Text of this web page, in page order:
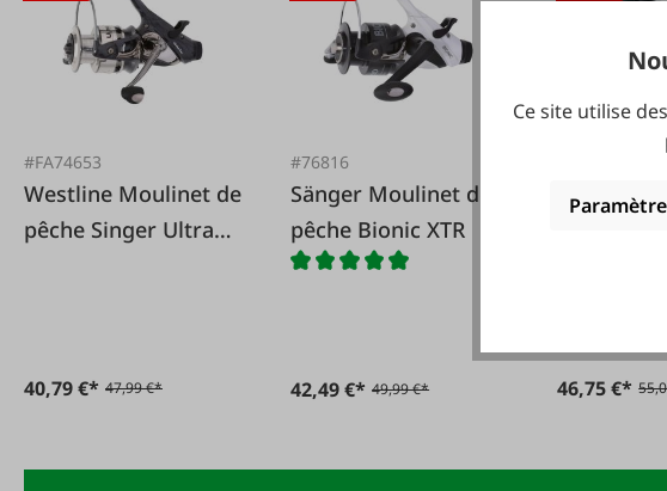
#FA74653
Westline Moulinet de
pêche Singer Ultra
40,79 €* 47,99 €*
#76816
Sänger Moulinet de
pêche Bionic XTR
42,49 €* 49,99 €*
Moulinet
Method
46,75 €*
Ce site utilise